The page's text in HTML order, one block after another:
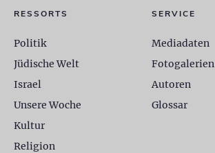
RESSORTS
Politik
Jüdische Welt
Israel
Unsere Woche
Kultur
Religion
SERVICE
Mediadaten
Fotogalerien
Autoren
Glossar